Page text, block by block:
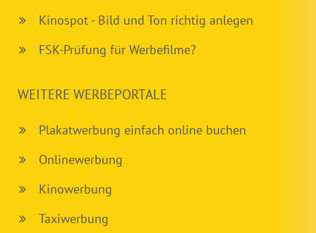
Kinospot - Bild und Ton richtig anlegen
FSK-Prüfung für Werbefilme?
WEITERE WERBEPORTALE
Plakatwerbung einfach online buchen
Onlinewerbung
Kinowerbung
Taxiwerbung